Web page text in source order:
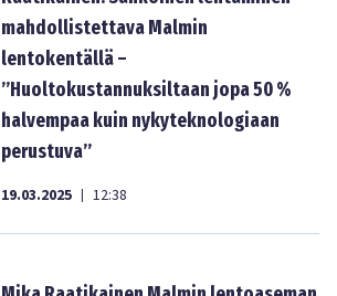
mahdollistettava Malmin
lentokentällä –
”Huoltokustannuksiltaan jopa 50 %
halvempaa kuin nykyteknologiaan
perustuva”
19.03.2025 | 12:38